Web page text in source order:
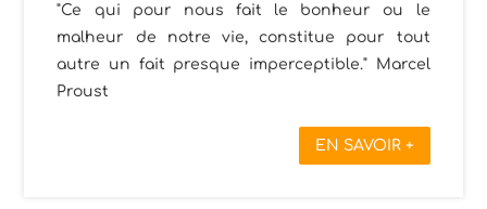
"Ce qui pour nous fait le bonheur ou le
malheur de notre vie, constitue pour tout
autre un fait presque imperceptible." Marcel
Proust
EN SAVOIR +